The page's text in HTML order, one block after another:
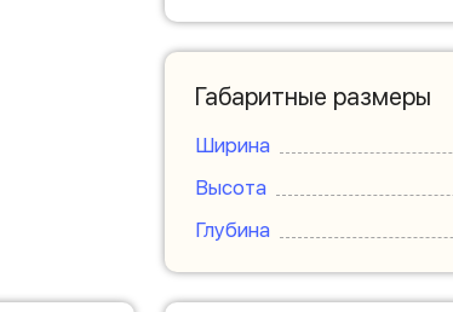
Габаритные размеры
Ширина
Высота
Глубина